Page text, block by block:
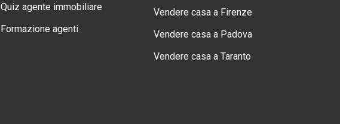
Quiz agente immobiliare
Formazione agenti
Vendere casa a Firenze
Vendere casa a Padova
Vendere casa a Taranto